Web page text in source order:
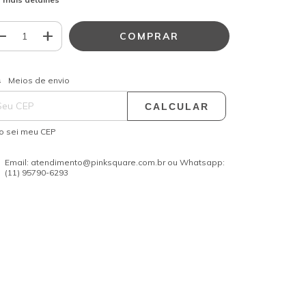
para o CEP:
Meios de envio
CALCULAR
sei meu CEP
Email: atendimento@pinksquare.com.brou Whatsapp:
(11) 95790-6293